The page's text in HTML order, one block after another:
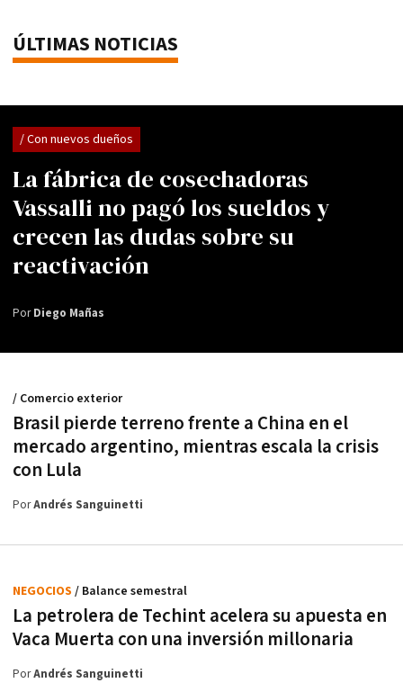
ÚLTIMAS NOTICIAS
La fábrica de cosechadoras
Vassalli no pagó los sueldos y
crecen las dudas sobre su
reactivación
/ Con nuevos dueños
PorDiego Mañas
Brasil pierde terreno frente a China en el
mercado argentino, mientras escala la crisis
con Lula
/ Comercio exterior
PorAndrés Sanguinetti
La petrolera de Techint acelera su apuesta en
Vaca Muerta con una inversión millonaria
NEGOCIOS / Balance semestral
PorAndrés Sanguinetti